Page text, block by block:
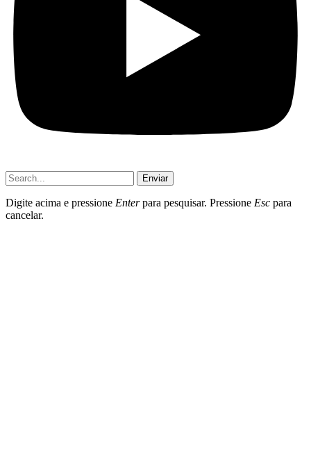
Enviar
Digite acima e pressione Enterpara pesquisar. Pressione Esc para
cancelar.